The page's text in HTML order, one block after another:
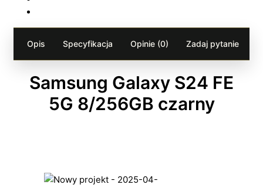
Opis Specyfikacja Opinie (0) Zadaj pytanie
Samsung Galaxy S24 FE
5G 8/256GB czarny